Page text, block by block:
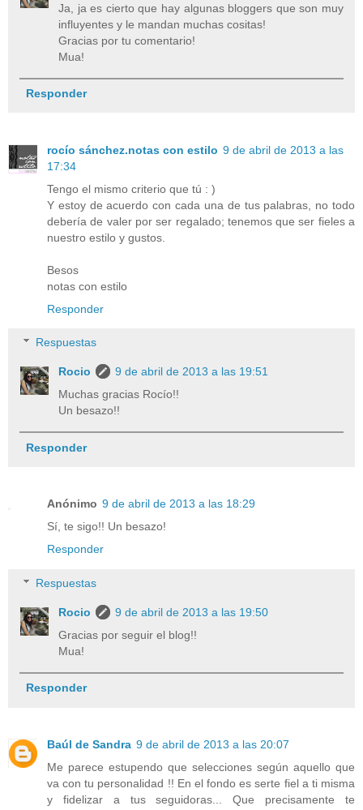
Ja, ja es cierto que hay algunas bloggers que son muy
influyentes y le mandan muchas cositas!
Gracias por tu comentario!
Mua!
Responder
rocío sánchez.notas con estilo 9 de abril de 2013 a las
17:34
Tengo el mismo criterio que tú : )
Y estoy de acuerdo con cada una de tus palabras, no todo
debería de valer por ser regalado; tenemos que ser fieles a
nuestro estilo y gustos.
Besos
notas con estilo
Responder
Respuestas
Rocio
9 de abril de 2013 a las 19:51
Muchas gracias Rocío!!
Un besazo!!
Responder
Anónimo 9 de abril de 2013 a las 18:29
Sí, te sigo!! Un besazo!
Responder
Respuestas
Rocio
9 de abril de 2013 a las 19:50
Gracias por seguir el blog!!
Mua!
Responder
Baúl de Sandra 9 de abril de 2013 a las 20:07
Me parece estupendo que selecciones según aquello que
va con tu personalidad !! En el fondo es serte fiel a ti misma
y fidelizar a tus seguidoras... Que precisamente te